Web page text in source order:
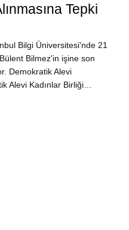
Tepki
Bilgi Üniversitesi'nde 21
Bilmez'in işine son
Demokratik Alevi
Alevi Kadınlar Birliği…